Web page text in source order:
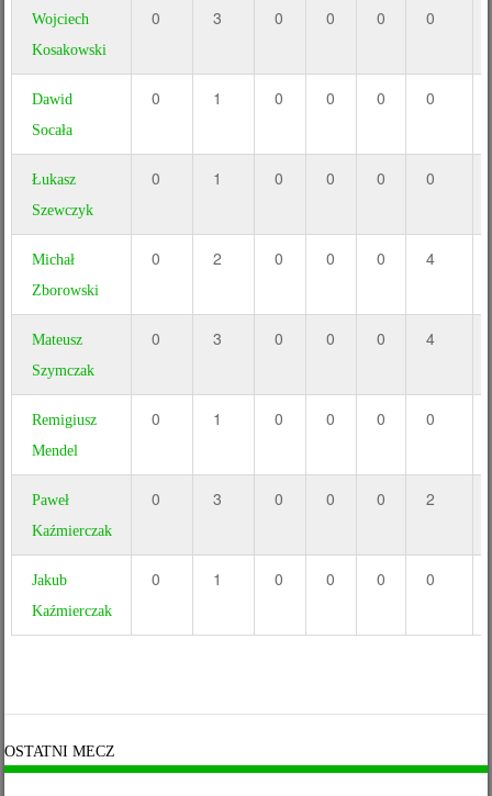
Wojciech
Kosakowski
0 3 0 0 0 0
Dawid
Socała
0 1 0 0 0 0
Łukasz
Szewczyk
0 1 0 0 0 0
Michał
Zborowski
0 2 0 0 0 4
Mateusz
Szymczak
0 3 0 0 0 4
Remigiusz
Mendel
0 1 0 0 0 0
Paweł
Kaźmierczak
0 3 0 0 0 2
Jakub
Kaźmierczak
0 1 0 0 0 0
OSTATNI MECZ